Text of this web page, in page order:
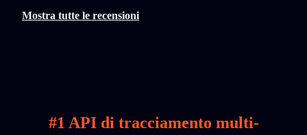
Mostra tutte le recensioni
#1 API di tracciamento multi-